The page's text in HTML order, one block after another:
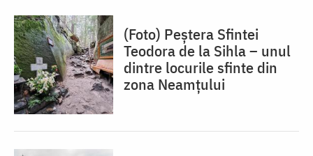
(Foto) Peștera Sfintei
Teodora de la Sihla – unul
dintre locurile sfinte din
zona Neamțului